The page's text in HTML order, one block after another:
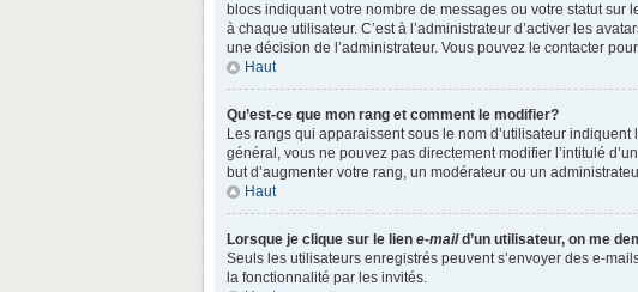
blocs indiquant votre nombre de messages ou votre statut
à chaque utilisateur. C’est à l’administrateur d’activer les
une décision de l’administrateur. Vous pouvez le contacter
Haut
Qu’est-ce que mon rang et comment le modifier?
Les rangs qui apparaissent sous le nom d’utilisateur
général, vous ne pouvez pas directement modifier l’intitulé
but d’augmenter votre rang, un modérateur ou un
Haut
Lorsque je clique sur le lien e-maild’un utilisateur, on me
Seuls les utilisateurs enregistrés peuvent s’envoyer des e-
la fonctionnalité par les invités.